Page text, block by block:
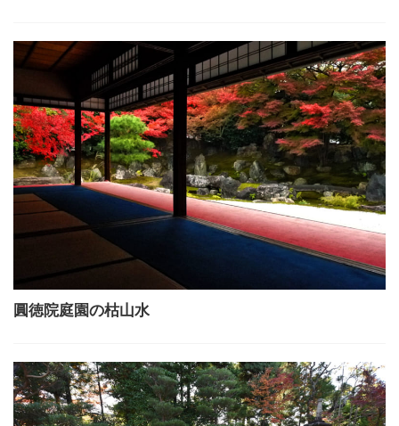
圓徳院庭園の枯山水